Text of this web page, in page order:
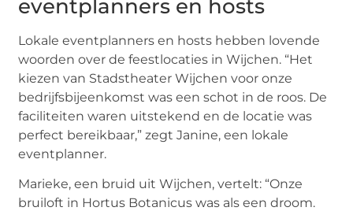
eventplanners en hosts
Lokale eventplanners en hosts hebben lovende
woorden over de feestlocaties in Wijchen. “Het
kiezen van Stadstheater Wijchen voor onze
bedrijfsbijeenkomst was een schot in de roos. De
faciliteiten waren uitstekend en de locatie was
perfect bereikbaar,” zegt Janine, een lokale
eventplanner.
Marieke, een bruid uit Wijchen, vertelt: “Onze
bruiloft in Hortus Botanicus was als een droom.